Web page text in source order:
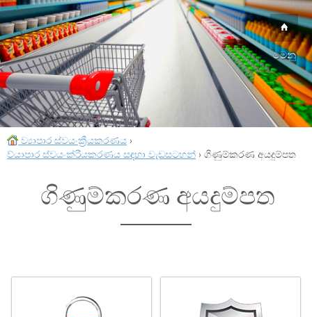
මෙනු
ව්‍යාපාර ස්වයංක්‍රීයකරණය ›
ව්යාපාර ස්වයංක්රීයකරණය සඳහා වැඩසටහන් › ගිණුම්කරණ අයදුම්පත
ගිණුම්කරණ අයදුම්පත